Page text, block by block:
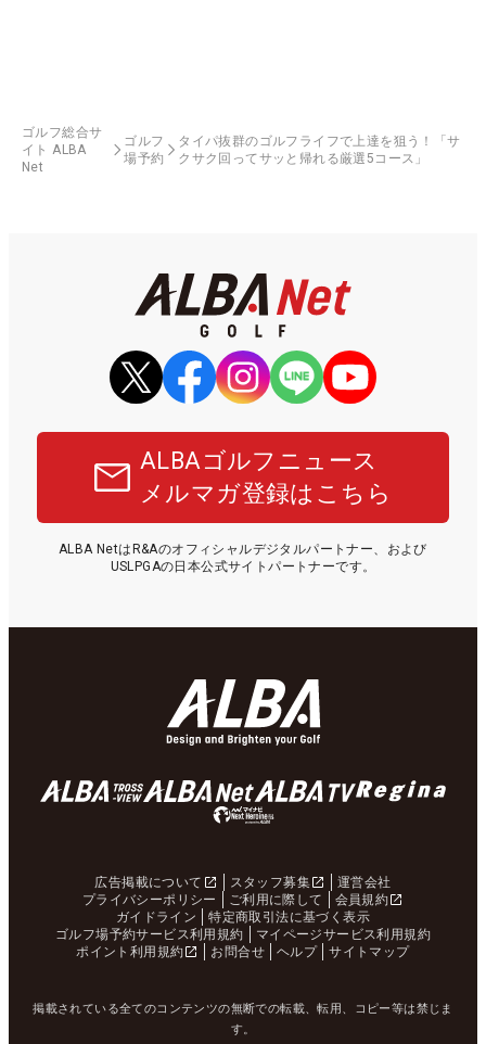
ゴルフ総合サ
イト ALBA
Net
ゴルフ
場予約
タイパ抜群のゴルフライフで上達を狙う！「サ
クサク回ってサッと帰れる厳選5コース」
ALBAゴルフニュース
メルマガ登録はこちら
ALBA NetはR&Aのオフィシャルデジタルパートナー、および
USLPGAの日本公式サイトパートナーです。
広告掲載について スタッフ募集
運営会社
プライバシーポリシー
ご利用に際して
会員規約
ガイドライン
特定商取引法に基づく表示
ゴルフ場予約サービス利用規約
マイページサービス利用規約
ポイント利用規約
お問合せ ヘルプ サイトマップ
掲載されている全てのコンテンツの無断での転載、転用、コピー等は禁じま
す。